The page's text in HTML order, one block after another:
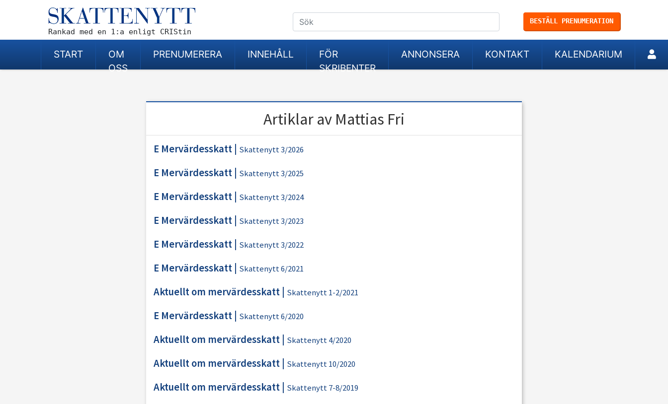
Rankad med en 1:a enligt CRIStin
BESTÄLL PRENUMERATION
START
OM
OSS
PRENUMERERA INNEHÅLL
FÖR
SKRIBENTER
ANNONSERA KONTAKT KALENDARIUM
Artiklar av Mattias Fri
E Mervärdesskatt| Skattenytt 3/2026
E Mervärdesskatt| Skattenytt 3/2025
E Mervärdesskatt| Skattenytt 3/2024
E Mervärdesskatt| Skattenytt 3/2023
E Mervärdesskatt| Skattenytt 3/2022
E Mervärdesskatt| Skattenytt 6/2021
Aktuellt om mervärdesskatt| Skattenytt 1-2/2021
E Mervärdesskatt| Skattenytt 6/2020
Aktuellt om mervärdesskatt| Skattenytt 4/2020
Aktuellt om mervärdesskatt| Skattenytt 10/2020
Aktuellt om mervärdesskatt| Skattenytt 7-8/2019